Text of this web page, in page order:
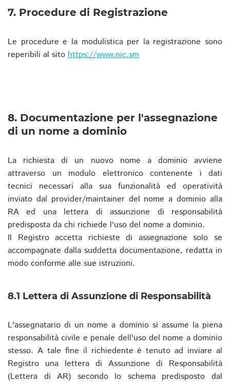
7. Procedure di Registrazione
Le procedure e la modulistica per la registrazione sono
reperibili al sito https://www.nic.sm
8. Documentazione per l'assegnazione
di un nome a dominio
La richiesta di un nuovo nome a dominio avviene
attraverso un modulo elettronico contenente i dati
tecnici necessari alla sua funzionalità ed operatività
inviato dal provider/maintainer del nome a dominio alla
RA ed una lettera di assunzione di responsabilità
predisposta da chi richiede l'uso del nome a dominio.
Il Registro accetta richieste di assegnazione solo se
accompagnate dalla suddetta documentazione, redatta in
modo conforme alle sue istruzioni.
8.1 Lettera di Assunzione di Responsabilità
L'assegnatario di un nome a dominio si assume la piena
responsabilità civile e penale dell'uso del nome a dominio
stesso. A tale fine il richiedente è tenuto ad inviare al
Registro una lettera di Assunzione di Responsabilità
(Lettera di AR) secondo lo schema predisposto dal